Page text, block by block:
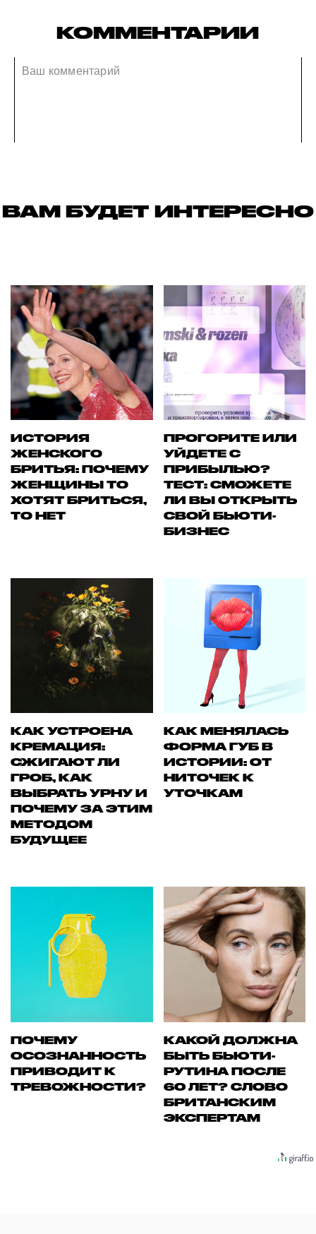
КОММЕНТАРИИ
ВАМ БУДЕТ ИНТЕРЕСНО
ИСТОРИЯ
ЖЕНСКОГО
БРИТЬЯ: ПОЧЕМУ
ЖЕНЩИНЫ ТО
ХОТЯТ БРИТЬСЯ,
ТО НЕТ
ПРОГОРИТЕ ИЛИ
УЙДЕТЕ С
ПРИБЫЛЬЮ?
ТЕСТ: СМОЖЕТЕ
ЛИ ВЫ ОТКРЫТЬ
СВОЙ БЬЮТИ-
БИЗНЕС
КАК УСТРОЕНА
КРЕМАЦИЯ:
СЖИГАЮТ ЛИ
ГРОБ, КАК
ВЫБРАТЬ УРНУ И
ПОЧЕМУ ЗА ЭТИМ
МЕТОДОМ
БУДУЩЕЕ
КАК МЕНЯЛАСЬ
ФОРМА ГУБ В
ИСТОРИИ: ОТ
НИТОЧЕК К
УТОЧКАМ
ПОЧЕМУ
ОСОЗНАННОСТЬ
ПРИВОДИТ К
ТРЕВОЖНОСТИ?
КАКОЙ ДОЛЖНА
БЫТЬ БЬЮТИ-
РУТИНА ПОСЛЕ
60 ЛЕТ? СЛОВО
БРИТАНСКИМ
ЭКСПЕРТАМ